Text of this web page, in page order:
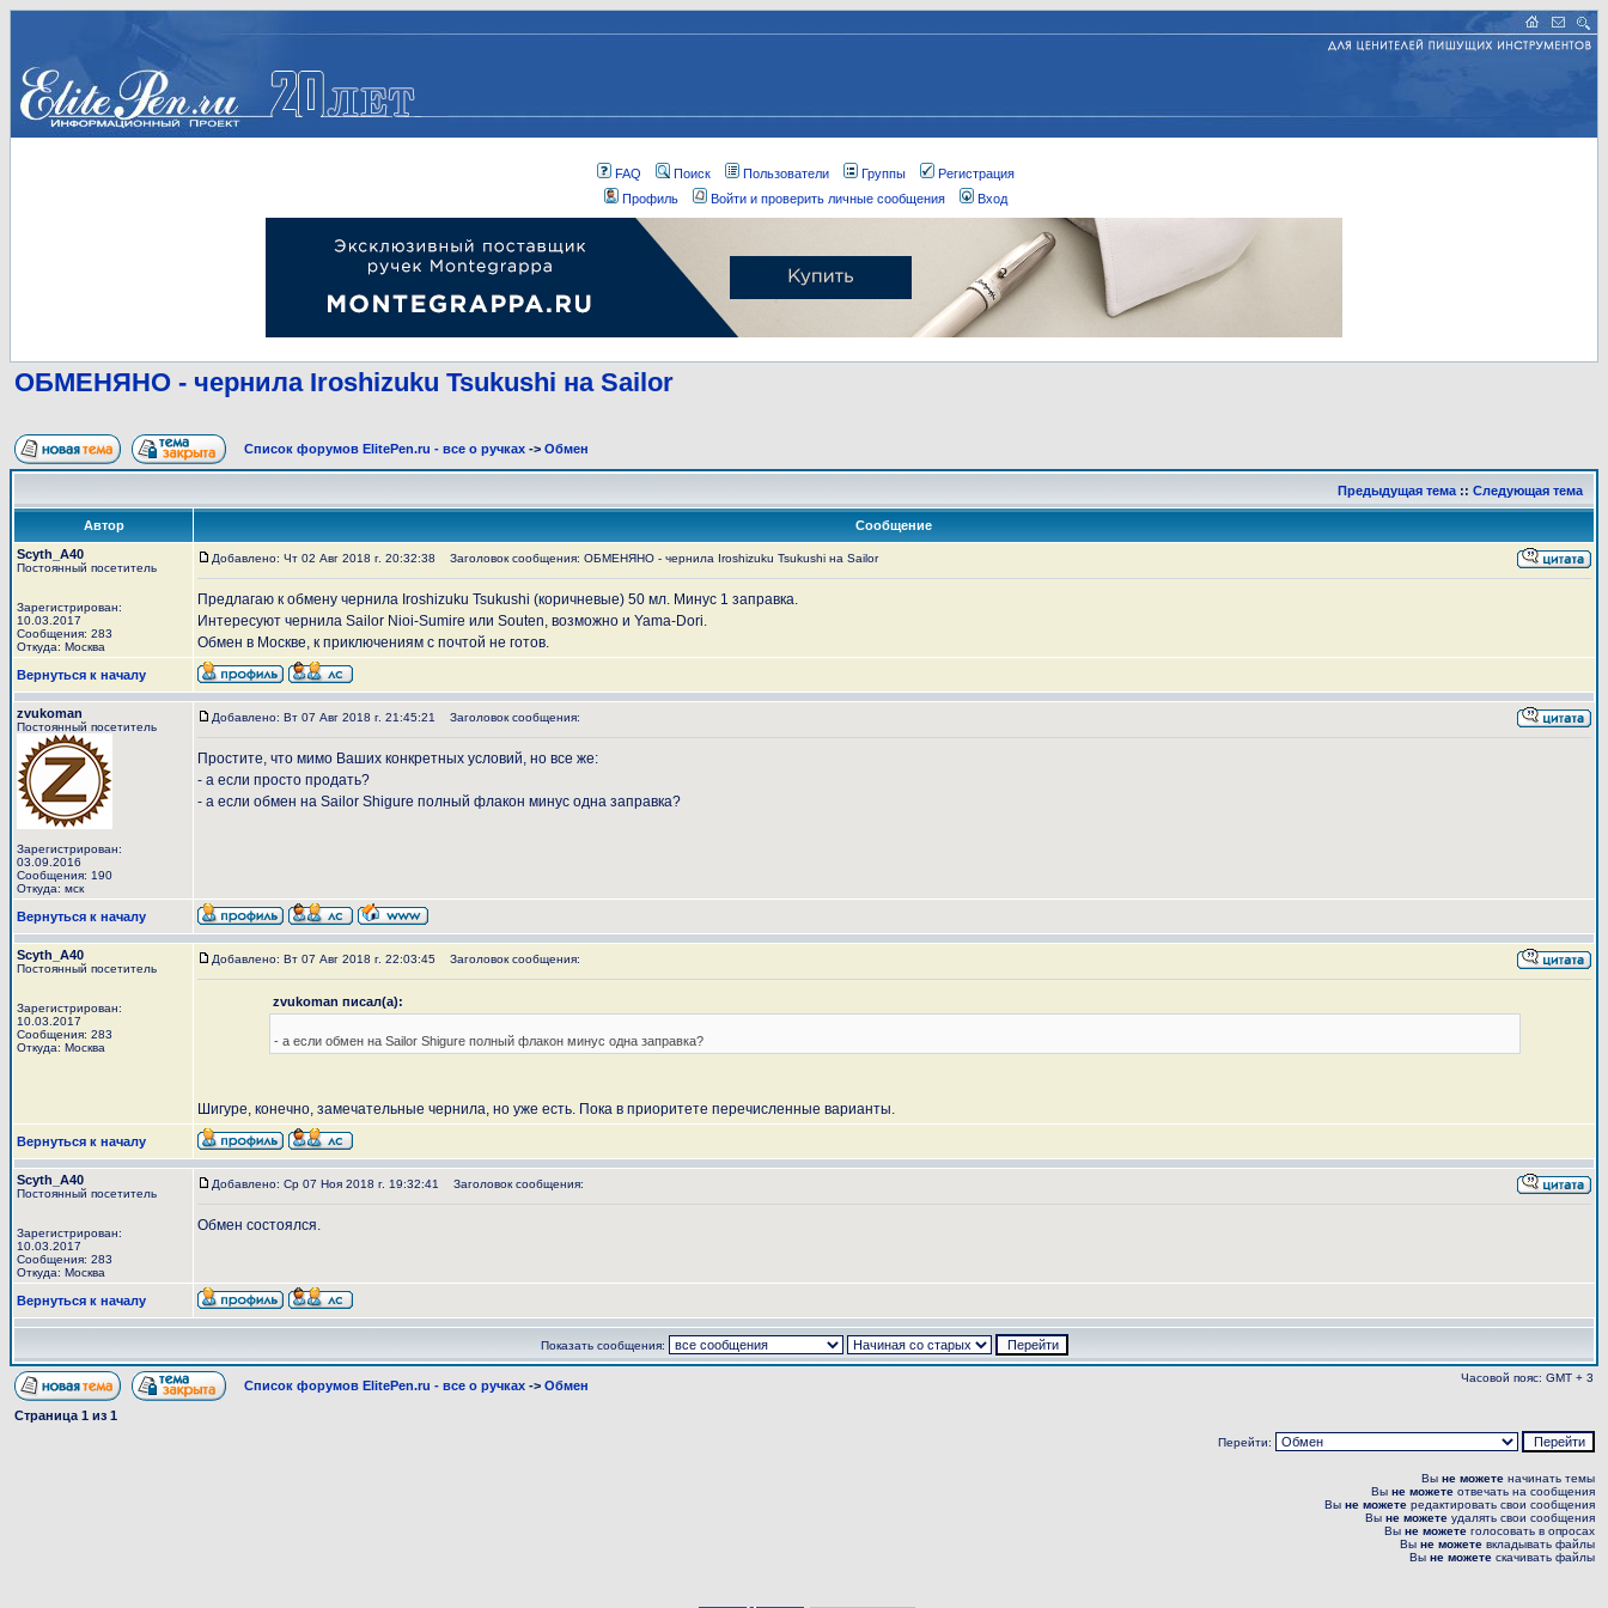
FAQ Поиск Пользователи Группы
Регистрация
Профиль
Войти и проверить личные сообщения Вход
ОБМЕНЯНО - чернила Iroshizuku Tsukushi на Sailor
Список форумов ElitePen.ru - все о ручках -> Обмен
Предыдущая тема :: Следующая тема
Автор
Сообщение
Scyth_A40
Постоянный посетитель
Зарегистрирован:
10.03.2017
Сообщения: 283
Откуда: Москва
Добавлено: Чт 02 Авг 2018 г. 20:32:38 Заголовок сообщения: ОБМЕНЯНО - чернила Iroshizuku Tsukushi на Sailor
Предлагаю к обмену чернила Iroshizuku Tsukushi (коричневые) 50 мл. Минус 1 заправка.
Интересуют чернила Sailor Nioi-Sumire или Souten, возможно и Yama-Dori.
Обмен в Москве, к приключениям с почтой не готов.
Вернуться к началу
zvukoman
Постоянный посетитель
Зарегистрирован:
03.09.2016
Сообщения: 190
Откуда: мск
Добавлено: Вт 07 Авг 2018 г. 21:45:21 Заголовок сообщения:
Простите, что мимо Ваших конкретных условий, но все же:
- а если просто продать?
- а если обмен на Sailor Shigure полный флакон минус одна заправка?
Вернуться к началу
Scyth_A40
Постоянный посетитель
Зарегистрирован:
10.03.2017
Сообщения: 283
Откуда: Москва
Добавлено: Вт 07 Авг 2018 г. 22:03:45 Заголовок сообщения:
zvukoman писал(а):
- а если обмен на Sailor Shigure полный флакон минус одна заправка?
Шигуре, конечно, замечательные чернила, но уже есть. Пока в приоритете перечисленные варианты.
Вернуться к началу
Scyth_A40
Постоянный посетитель
Зарегистрирован:
10.03.2017
Сообщения: 283
Откуда: Москва
Добавлено: Ср 07 Ноя 2018 г. 19:32:41 Заголовок сообщения:
Обмен состоялся.
Вернуться к началу
Показать сообщения:
Список форумов ElitePen.ru - все о ручках -> Обмен
Часовой пояс: GMT + 3
Страница 1 из 1
Перейти:
Вы не можете начинать темы
Вы не можете отвечать на сообщения
Вы не можете редактировать свои сообщения
Вы не можете удалять свои сообщения
Вы не можете голосовать в опросах
Вы не можете вкладывать файлы
Вы не можете скачивать файлы